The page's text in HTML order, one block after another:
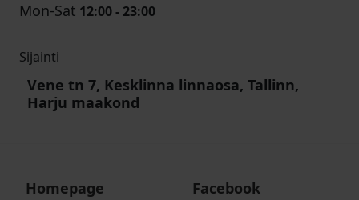
Mon-Sat 12:00 - 23:00
Sijainti
Vene tn 7, Kesklinna linnaosa, Tallinn,
Harju maakond
Homepage Facebook